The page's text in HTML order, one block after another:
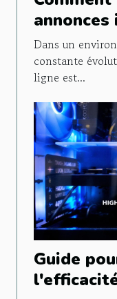
Dans un
constante
ligne est...
Guide